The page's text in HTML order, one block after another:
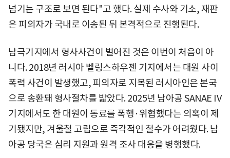
넘기는 구조로 보면 된다"고 했다. 실제 수사와 기소, 재판
은 피의자가 국내로 이송된 뒤 본격적으로 진행된다.
남극기지에서 형사사건이 벌어진 것은 이번이 처음이 아
니다. 2018년 러시아 벨링스하우젠 기지에서는 대원 사이
폭력 사건이 발생했고, 피의자로 지목된 러시아인은 본국
으로 송환돼 형사절차를 밟았다. 2025년 남아공 SANAE IV
기지에서도 한 대원이 동료를 폭행·위협했다는 의혹이 제
기됐지만, 겨울철 고립으로 즉각적인 철수가 어려웠다. 남
아공 당국은 심리 지원과 원격 조사 대응을 병행했다.